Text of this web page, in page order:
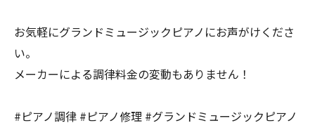
お気軽にグランドミュージックピアノにお声がけくださ
い。
メーカーによる調律料金の変動もありません！
#ピアノ調律 #ピアノ修理 #グランドミュージックピアノ